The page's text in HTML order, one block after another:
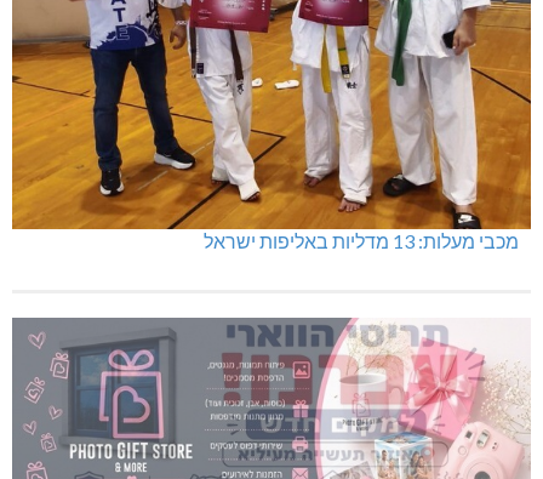
מכבי מעלות: 13 מדליות באליפות ישראל